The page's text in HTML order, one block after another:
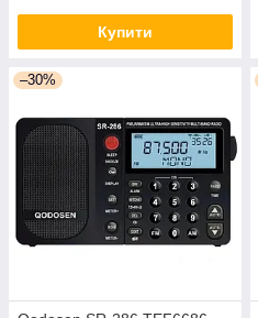
Купити
–30%